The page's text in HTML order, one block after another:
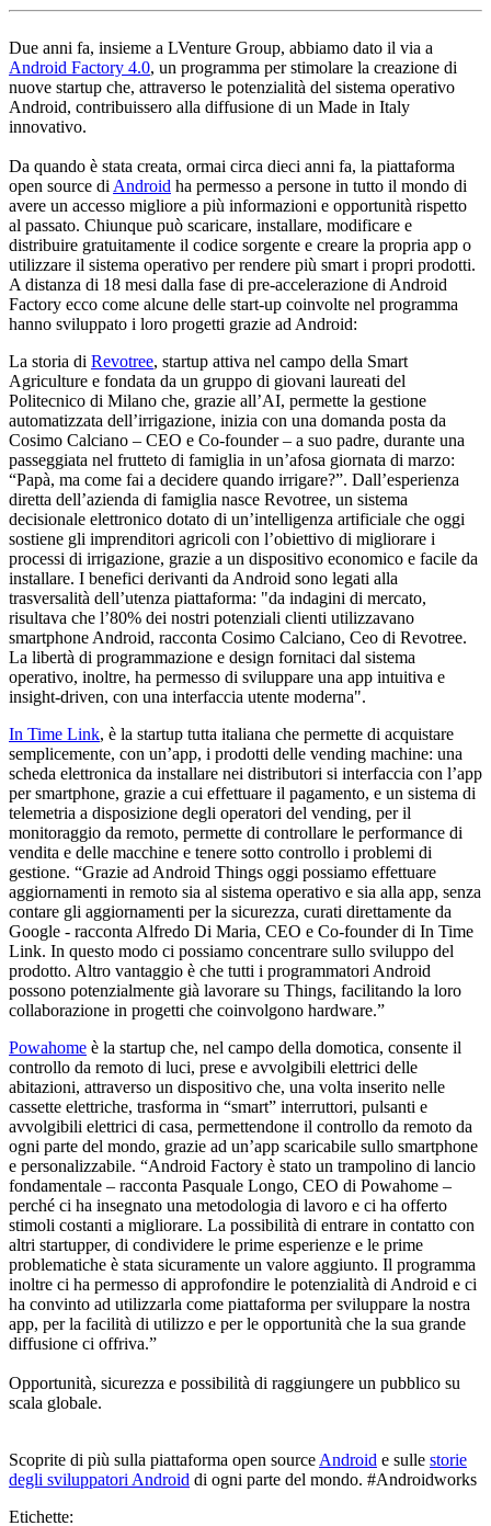
Due anni fa, insieme a LVenture Group, abbiamo dato il via a
Android Factory 4.0, un programma per stimolare la creazione di
nuove startup che, attraverso le potenzialità del sistema operativo
Android, contribuissero alla diffusione di un Made in Italy
innovativo.
Da quando è stata creata, ormai circa dieci anni fa, la piattaforma
open source diAndroid ha permesso a persone in tutto il mondo di
avere un accesso migliore a più informazioni e opportunità rispetto
al passato. Chiunque può scaricare, installare, modificare e
distribuire gratuitamente il codice sorgente e creare la propria app o
utilizzare il sistema operativo per rendere più smart i propri prodotti.
A distanza di 18 mesi dalla fase di pre-accelerazione di Android
Factory ecco come alcune delle start-up coinvolte nel programma
hanno sviluppato i loro progetti grazie ad Android:
La storia di Revotree, startup attiva nel campo della Smart
Agriculture e fondata da un gruppo di giovani laureati del
Politecnico di Milano che, grazie all’AI, permette la gestione
automatizzata dell’irrigazione, inizia con una domanda posta da
Cosimo Calciano – CEO e Co-founder – a suo padre, durante una
passeggiata nel frutteto di famiglia in un’afosa giornata di marzo:
“Papà, ma come fai a decidere quando irrigare?”. Dall’esperienza
diretta dell’azienda di famiglia nasce Revotree, un sistema
decisionale elettronico dotato di un’intelligenza artificiale che oggi
sostiene gli imprenditori agricoli con l’obiettivo di migliorare i
processi di irrigazione, grazie a un dispositivo economico e facile da
installare. I benefici derivanti da Android sono legati alla
trasversalità dell’utenza piattaforma: "da indagini di mercato,
risultava che l’80% dei nostri potenziali clienti utilizzavano
smartphone Android, racconta Cosimo Calciano, Ceo di Revotree.
La libertà di programmazione e design fornitaci dal sistema
operativo, inoltre, ha permesso di sviluppare una app intuitiva e
insight-driven, con una interfaccia utente moderna".
In Time Link, è la startup tutta italiana che permette di acquistare
semplicemente, con un’app, i prodotti delle vending machine: una
scheda elettronica da installare nei distributori si interfaccia con l’app
per smartphone, grazie a cui effettuare il pagamento, e un sistema di
telemetria a disposizione degli operatori del vending, per il
monitoraggio da remoto, permette di controllare le performance di
vendita e delle macchine e tenere sotto controllo i problemi di
gestione. “Grazie ad Android Things oggi possiamo effettuare
aggiornamenti in remoto sia al sistema operativo e sia alla app, senza
contare gli aggiornamenti per la sicurezza, curati direttamente da
Google - racconta Alfredo Di Maria, CEO e Co-founder di In Time
Link. In questo modo ci possiamo concentrare sullo sviluppo del
prodotto. Altro vantaggio è che tutti i programmatori Android
possono potenzialmente già lavorare su Things, facilitando la loro
collaborazione in progetti che coinvolgono hardware.”
Powahome è la startup che, nel campo della domotica, consente il
controllo da remoto di luci, prese e avvolgibili elettrici delle
abitazioni, attraverso un dispositivo che, una volta inserito nelle
cassette elettriche, trasforma in “smart” interruttori, pulsanti e
avvolgibili elettrici di casa, permettendone il controllo da remoto da
ogni parte del mondo, grazie ad un’app scaricabile sullo smartphone
e personalizzabile. “Android Factory è stato un trampolino di lancio
fondamentale – racconta Pasquale Longo, CEO di Powahome –
perché ci ha insegnato una metodologia di lavoro e ci ha offerto
stimoli costanti a migliorare. La possibilità di entrare in contatto con
altri startupper, di condividere le prime esperienze e le prime
problematiche è stata sicuramente un valore aggiunto. Il programma
inoltre ci ha permesso di approfondire le potenzialità di Android e ci
ha convinto ad utilizzarla come piattaforma per sviluppare la nostra
app, per la facilità di utilizzo e per le opportunità che la sua grande
diffusione ci offriva.”
Opportunità, sicurezza e possibilità di raggiungere un pubblico su
scala globale.
Scoprite di più sulla piattaforma open sourceAndroid e sulle storie
degli sviluppatori Android di ogni parte del mondo. #Androidworks
Etichette: